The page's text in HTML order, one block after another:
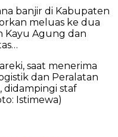
banjir di Kabupaten
meluas ke dua
Kayu Agung dan